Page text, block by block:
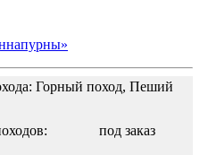
Горный поход, Пеший
под заказ